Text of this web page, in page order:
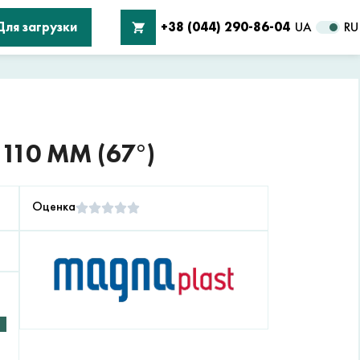
загрузки +38 (044) 290-86-04 UA RU
ММ (67°)
Оценка